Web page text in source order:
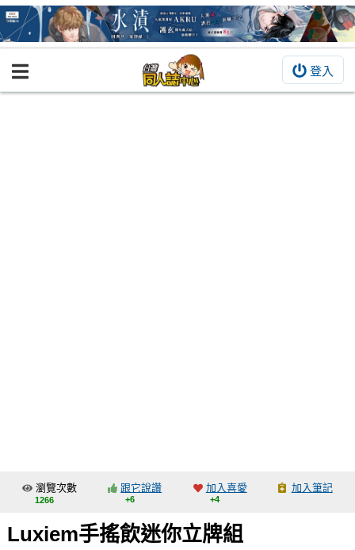
登入
BOOKY書集倉庫
交流中心
攤位轉讓區
瀏覽次數
1266
跟它說讚
+6
加入喜愛
+4
加入筆記
Luxiem手搖飲迷你立牌組